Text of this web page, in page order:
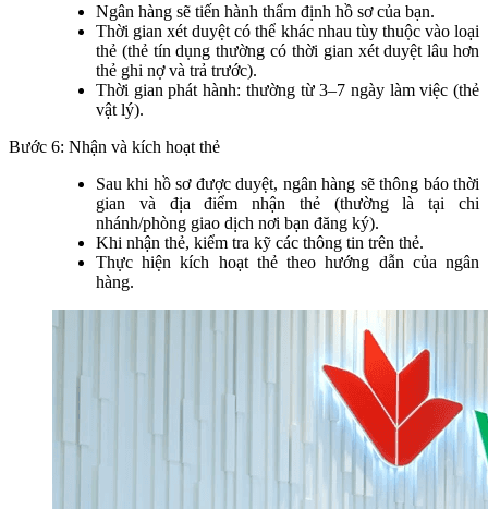
Ngân hàng sẽ tiến hành thẩm định hồ sơ của bạn.
Thời gian xét duyệt có thể khác nhau tùy thuộc vào loại
thẻ (thẻ tín dụng thường có thời gian xét duyệt lâu hơn
thẻ ghi nợ và trả trước).
Thời gian phát hành: thường từ 3–7 ngày làm việc (thẻ
vật lý).
Bước 6: Nhận và kích hoạt thẻ
Sau khi hồ sơ được duyệt, ngân hàng sẽ thông báo thời
gian và địa điểm nhận thẻ (thường là tại chi
nhánh/phòng giao dịch nơi bạn đăng ký).
Khi nhận thẻ, kiểm tra kỹ các thông tin trên thẻ.
Thực hiện kích hoạt thẻ theo hướng dẫn của ngân
hàng.